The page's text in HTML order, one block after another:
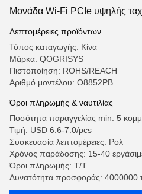
Μονάδα Wi-Fi PCIe υψηλής
Λεπτομέρειες προϊόντων
Τόπος καταγωγής: Κίνα
Μάρκα: QOGRISYS
Πιστοποίηση: ROHS/REACH
Αριθμό μοντέλου: Ο8852PB
Όροι πληρωμής & ναυτιλίας
Ποσότητα παραγγελίας min: 5
Τιμή: USD 6.6-7.0/pcs
Συσκευασία λεπτομέρειες: Ρολ
Χρόνος παράδοσης: 15-40
Όροι πληρωμής: Τ/Τ
Δυνατότητα προσφοράς: 4000000